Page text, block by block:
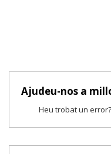
Ajudeu-nos a
Heu trobat un